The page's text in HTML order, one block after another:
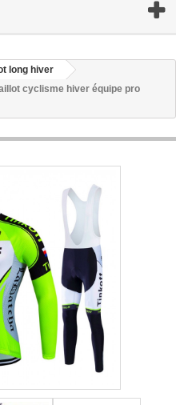
long hiver
cyclisme hiver équipe pro